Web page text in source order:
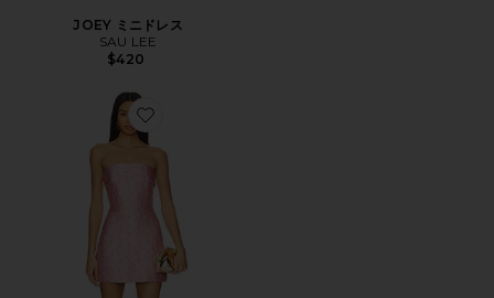
JOEY ミニドレス
SAU LEE
$420
Favorite JODIE ドレス